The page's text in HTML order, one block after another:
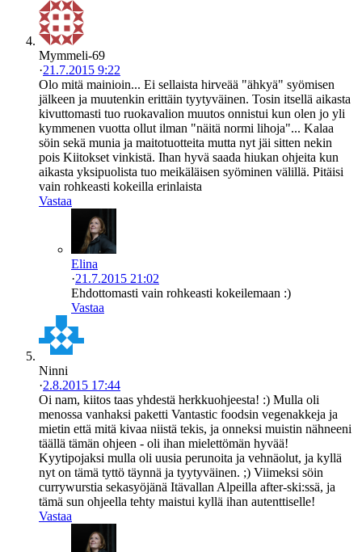
Mymmeli-69
·21.7.2015 9:22
Olo mitä mainioin... Ei sellaista hirveää "ähkyä" syömisen
jälkeen ja muutenkin erittäin tyytyväinen. Tosin itsellä aikasta
kivuttomasti tuo ruokavalion muutos onnistui kun olen jo yli
kymmenen vuotta ollut ilman "näitä normi lihoja"... Kalaa
söin sekä munia ja maitotuotteita mutta nyt jäi sitten nekin
pois Kiitokset vinkistä. Ihan hyvä saada hiukan ohjeita kun
aikasta yksipuolista tuo meikäläisen syöminen välillä. Pitäisi
vain rohkeasti kokeilla erinlaista
Vastaa
Elina
·21.7.2015 21:02
Ehdottomasti vain rohkeasti kokeilemaan :)
Vastaa
Ninni
·2.8.2015 17:44
Oi nam, kiitos taas yhdestä herkkuohjeesta! :) Mulla oli
menossa vanhaksi paketti Vantastic foodsin vegenakkeja ja
mietin että mitä kivaa niistä tekis, ja onneksi muistin nähneeni
täällä tämän ohjeen - oli ihan mielettömän hyvää!
Kyytipojaksi mulla oli uusia perunoita ja vehnäolut, ja kyllä
nyt on tämä tyttö täynnä ja tyytyväinen. ;) Viimeksi söin
currywurstia sekasyöjänä Itävallan Alpeilla after-ski:ssä, ja
tämä sun ohjeella tehty maistui kyllä ihan autenttiselle!
Vastaa